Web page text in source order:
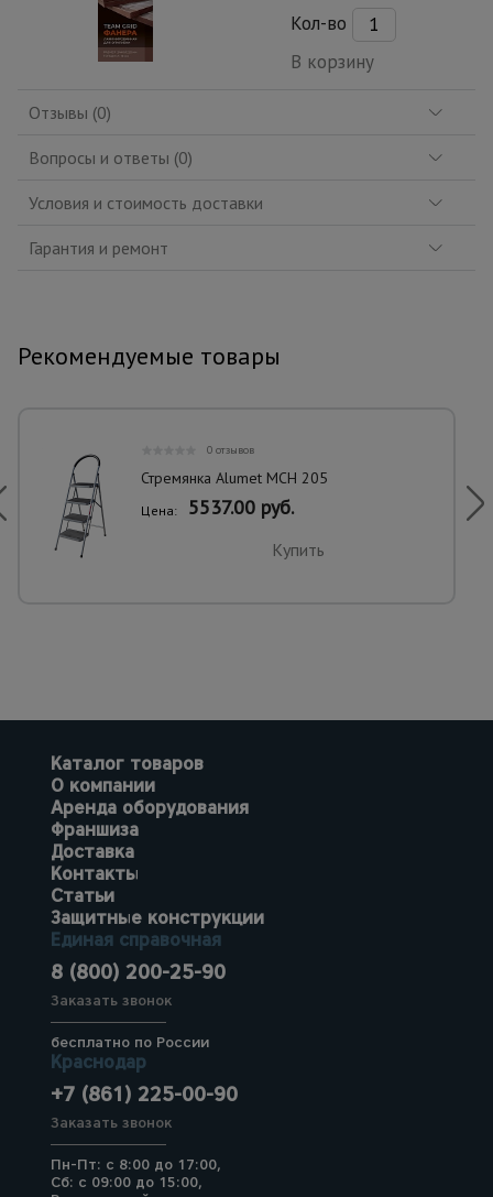
Кол-во
В корзину
Отзывы (0)
Вопросы и ответы (0)
Условия и стоимость доставки
Гарантия и ремонт
Рекомендуемые товары
0 отзывов
Стремянка Alumet MCH 205
Цена: 5537.00 руб.
Купить
Каталог товаров
О компании
Аренда оборудования
Франшиза
Доставка
Контакты
Статьи
Защитные конструкции
Единая справочная
8 (800) 200-25-90
Заказать звонок
бесплатно по России
Краснодар
+7 (861) 225-00-90
Заказать звонок
Пн-Пт: с 8:00 до 17:00,
Сб: с 09:00 до 15:00,